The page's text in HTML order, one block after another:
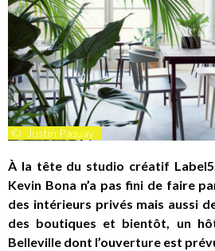
© Justin Paquay
À la tête du studio créatif
Kevin Bona n’a pas fini de faire
des intérieurs privés mais aussi
des boutiques et bientôt, un
Belleville dont l’ouverture est